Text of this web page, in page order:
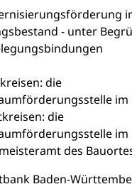
- unter
die
im
die
im
des
Baden-